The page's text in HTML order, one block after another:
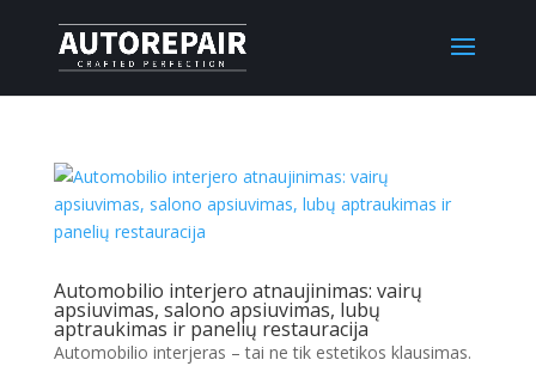
Automobilio interjero atnaujinimas: vairų
apsiuvimas, salono apsiuvimas, lubų
aptraukimas ir panelių restauracija
Automobilio interjeras – tai ne tik estetikos klausimas.